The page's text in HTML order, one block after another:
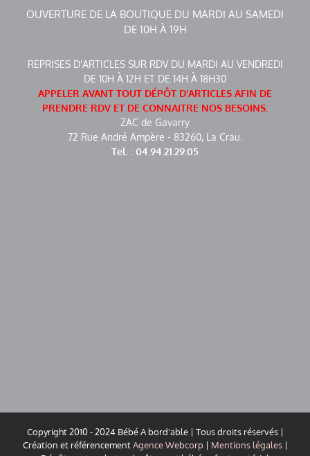
OUVERTURE DE LA BOUTIQUE DU MARDI AU SAMEDI
DE 10H À 19H
REPRISES D'ARTICLES SUR RDV DU MARDI AU VENDREDI
DE 10H À 12H ET DE 14H À 18H30
APPELER AVANT TOUT DÉPÔT D'ARTICLES AFIN DE
PRENDRE RDV ET DE CONNAITRE NOS BESOINS.
ZAC de Gavarry
72 Rue André Ampère - 83260, La Crau.
Tel. : 04.94.21.29.05
Copyright 2010 - 2024 Bébé A bord'able | Tous droits réservés |
Création et référencementAgence Webcorp | Mentions légales|